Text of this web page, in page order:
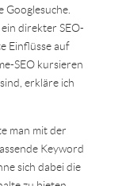
direkter SEO-
Einflüsse auf
SEO kursieren
erkläre ich
man mit der
Keyword
sich dabei die